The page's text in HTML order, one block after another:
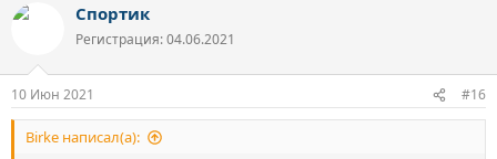
к
Спортик
Регистрация: 04.06.2021
10 Июн 2021 #16
Birke написал(а):